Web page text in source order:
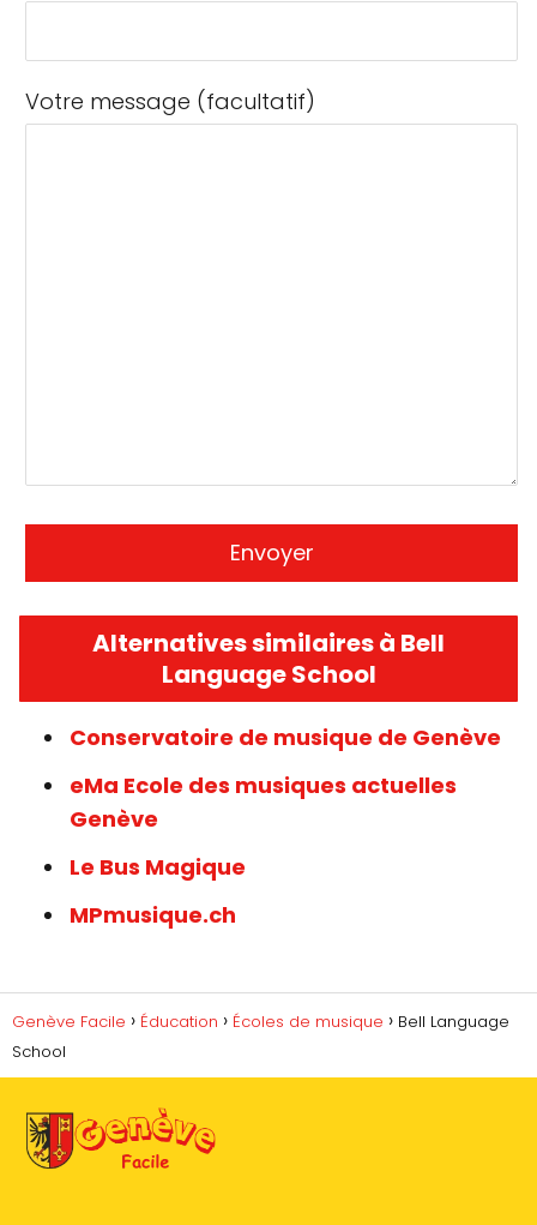
Votre message (facultatif)
Alternatives similaires à Bell
Language School
Conservatoire de musique de Genève
eMa Ecole des musiques actuelles
Genève
Le Bus Magique
MPmusique.ch
Genève Facile Éducation Écoles de musique
Bell Language
School